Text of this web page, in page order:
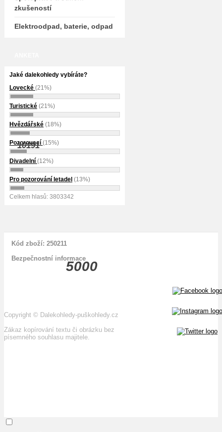
zkušeností
Elektroodpad, baterie, odpad
Jaké dalekohledy vybíráte?
Lovecké (21%)
Turistické (21%)
Hvězdářské (18%)
Pozorovací (15%)
Divadelní (12%)
Pro pozorování letadel (13%)
Celkem hlasů: 3803342
5000
10191
Kód zboží: 250211
Bezpečnostní informace
Copyright © Dalekohledy-puškohledy.cz
Zákaz kopírování textu či obrázku bez
písemného souhlasu majitele.